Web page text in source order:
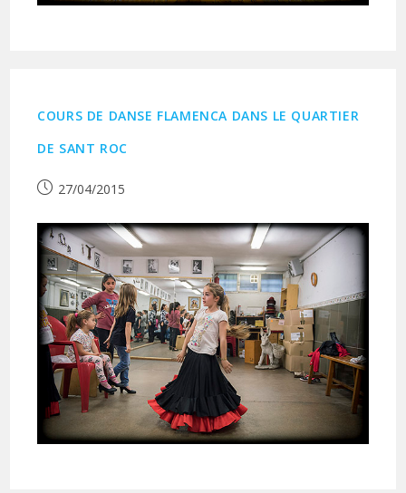
COURS DE DANSE FLAMENCA DANS LE QUARTIER
DE SANT ROC
Publication
27/04/2015